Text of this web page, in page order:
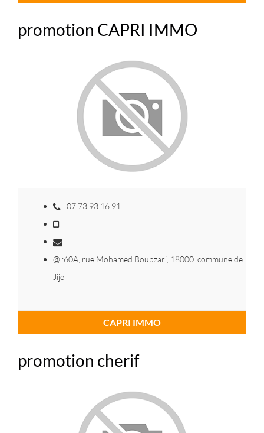
promotion CAPRI IMMO
07 73 93 16 91
-
@ :60A, rue Mohamed Boubzari, 18000. commune de
Jijel
CAPRI IMMO
promotion cherif